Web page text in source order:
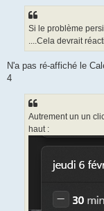
Si le problème
....Cela devrait
N'a pas ré-affiché le
4
Autrement un un
haut :